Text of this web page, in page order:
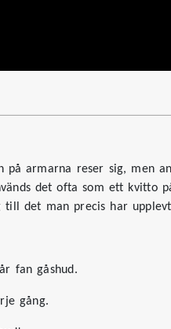
på armarna reser sig, men
det ofta som ett kvitto
till det man precis har
fan gåshud.
gång.